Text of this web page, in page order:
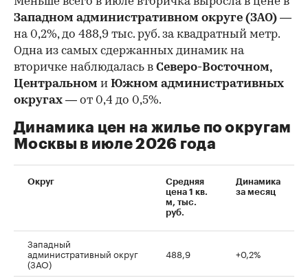
Западном административном округе (ЗАО) —
на 0,2%, до 488,9 тыс. руб. за квадратный метр.
Одна из самых сдержанных динамик на
вторичке наблюдалась в Северо-Восточном,
Центральном и Южном административных
округах — от 0,4 до 0,5%.
Динамика цен на жилье по округам
Москвы в июле 2026 года
Округ
Средняя
цена 1 кв.
м, тыс.
руб.
Динамика
за месяц
Западный
административный округ
(ЗАО)
488,9 +0,2%